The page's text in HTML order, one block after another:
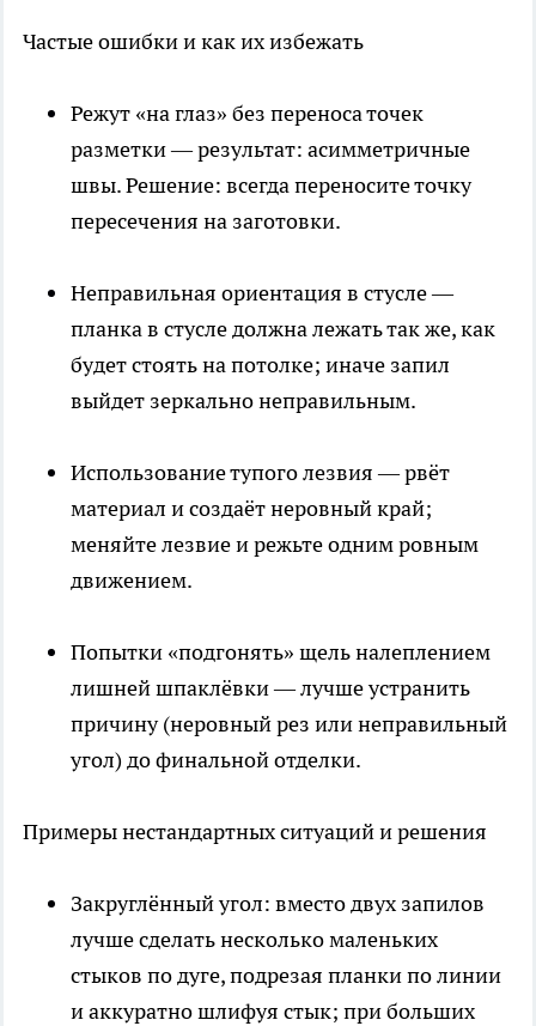
Частые ошибки и как их избежать
Режут «на глаз» без переноса точек
разметки — результат: асимметричные
швы. Решение: всегда переносите точку
пересечения на заготовки.
Неправильная ориентация в стусле —
планка в стусле должна лежать так же, как
будет стоять на потолке; иначе запил
выйдет зеркально неправильным.
Использование тупого лезвия — рвёт
материал и создаёт неровный край;
меняйте лезвие и режьте одним ровным
движением.
Попытки «подгонять» щель налеплением
лишней шпаклёвки — лучше устранить
причину (неровный рез или неправильный
угол) до финальной отделки.
Примеры нестандартных ситуаций и решения
Закруглённый угол: вместо двух запилов
лучше сделать несколько маленьких
стыков по дуге, подрезая планки по линии
и аккуратно шлифуя стык; при больших